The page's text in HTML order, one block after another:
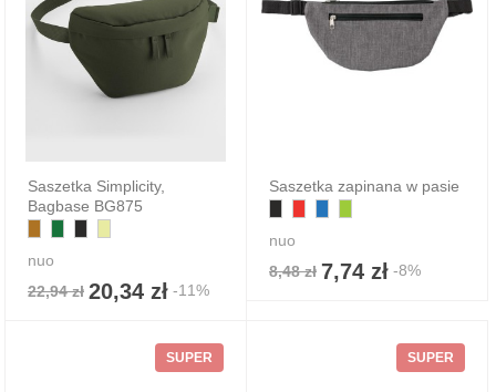
Saszetka Simplicity,
Bagbase BG875
nuo
22,94 zł 20,34 zł -11%
Saszetka zapinana w pasie
nuo
8,48 zł 7,74 zł -8%
SUPER SUPER